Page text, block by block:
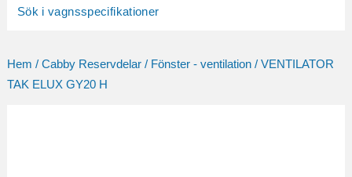
Sök i vagnsspecifikationer
Hem / Cabby Reservdelar/ Fönster - ventilation/ VENTILATOR
TAK ELUX GY20 H